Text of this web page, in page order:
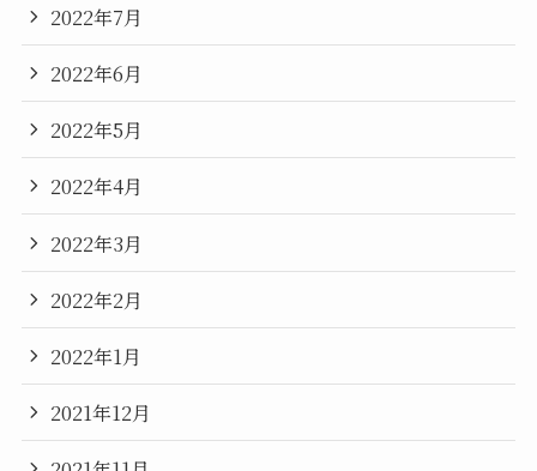
2022年7月
2022年6月
2022年5月
2022年4月
2022年3月
2022年2月
2022年1月
2021年12月